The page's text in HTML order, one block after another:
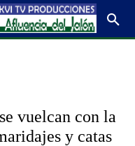
vuelcan con la
y catas